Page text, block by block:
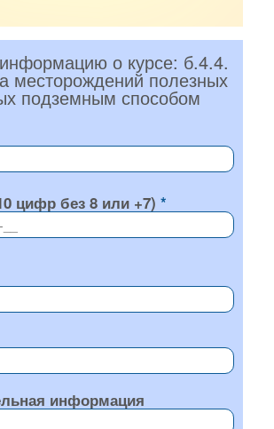
о курсе: б.4.4.
месторождений полезных
подземным способом
цифр без 8 или +7)
информация